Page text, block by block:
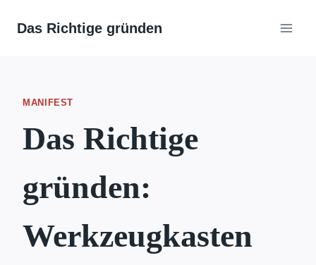
InhaltDas Richtige gründen
MANIFEST
Das Richtige
gründen:
Werkzeugkasten